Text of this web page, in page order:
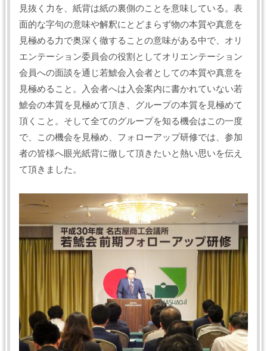
見抜く力を、紙背は紙の裏側のことを意味している。表
面的な字句の意味や解釈にとどまらず物の本質や真意を
見極める力で奥深く徹することの意味がある中で、オリ
エンテーション委員会の役割としてオリエンテーション
会員への面談を通じ若鯱会入会者としての本質や真意を
見極めること。入会者へは入会案内に書かれていない若
鯱会の本質を見極めて頂き、グループの本質を見極めて
頂くこと。そして全てのグループを知る機会はこの一度
で、この機会を見極め、フォローアップ研修では、参加
者の皆様へ眼光紙背に徹して頂きたいと熱い思いを伝え
て頂きました。